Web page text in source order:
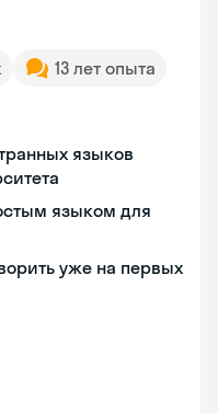
13 лет опыта
языков
языком для
уже на первых